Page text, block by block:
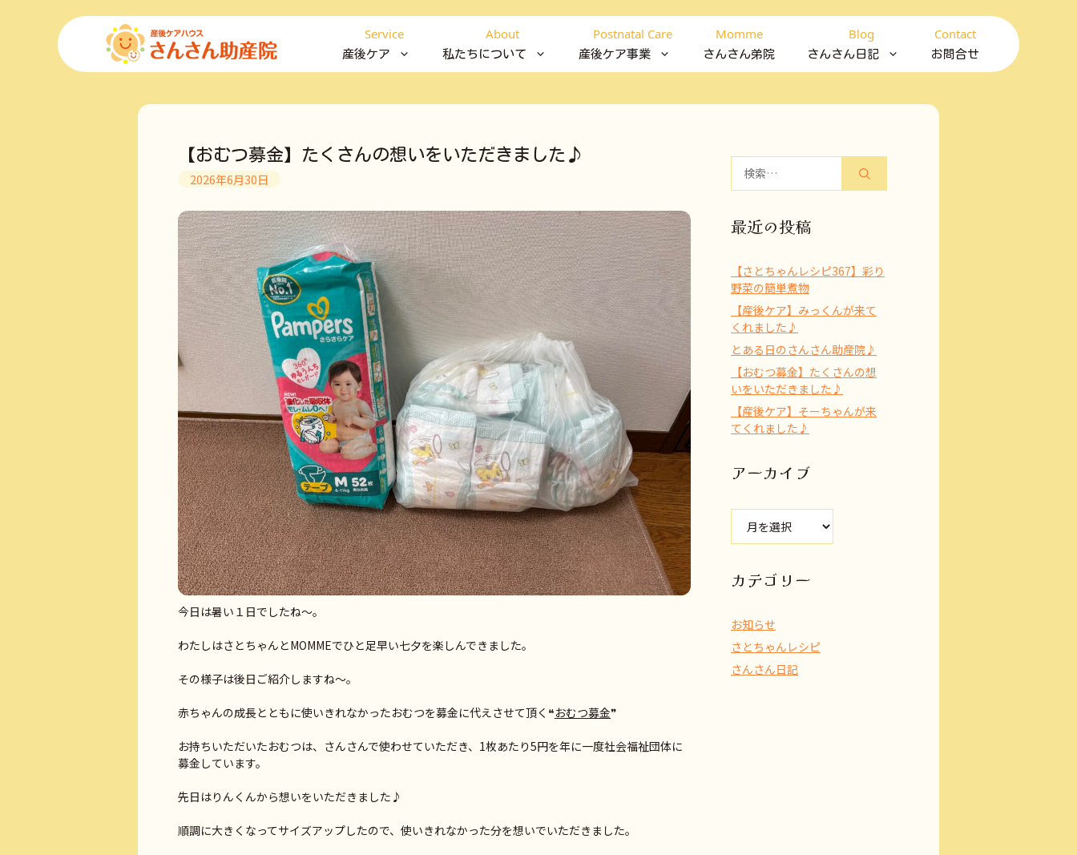
Service
産後ケア
About
私たちについて
Postnatal Care
産後ケア事業
Momme
さんさん弟院
Blog
さんさん日記
Contact
お問合せ
【おむつ募金】たくさんの想いをいただきました♪
2026年6月30日
今日は暑い１日でしたね～。
わたしはさとちゃんとMOMMEでひと足早い七夕を楽しんできました。
その様子は後日ご紹介しますね～。
赤ちゃんの成長とともに使いきれなかったおむつを募金に代えさせて頂く❝おむつ募金❞
お持ちいただいたおむつは、さんさんで使わせていただき、1枚あたり5円を年に一度社会福祉団体に
募金しています。
先日はりんくんから想いをいただきました♪
順調に大きくなってサイズアップしたので、使いきれなかった分を想いでいただきました。
最近の投稿
【さとちゃんレシピ367】彩り
野菜の簡単煮物
【産後ケア】みっくんが来て
くれました♪
とある日のさんさん助産院♪
【おむつ募金】たくさんの想
いをいただきました♪
【産後ケア】そーちゃんが来
てくれました♪
アーカイブ
ブ
カテゴリー
お知らせ
さとちゃんレシピ
さんさん日記